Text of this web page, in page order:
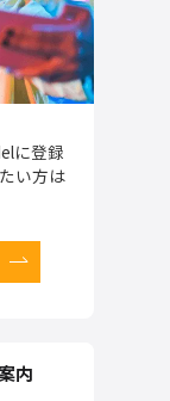
に登録
い方は
内